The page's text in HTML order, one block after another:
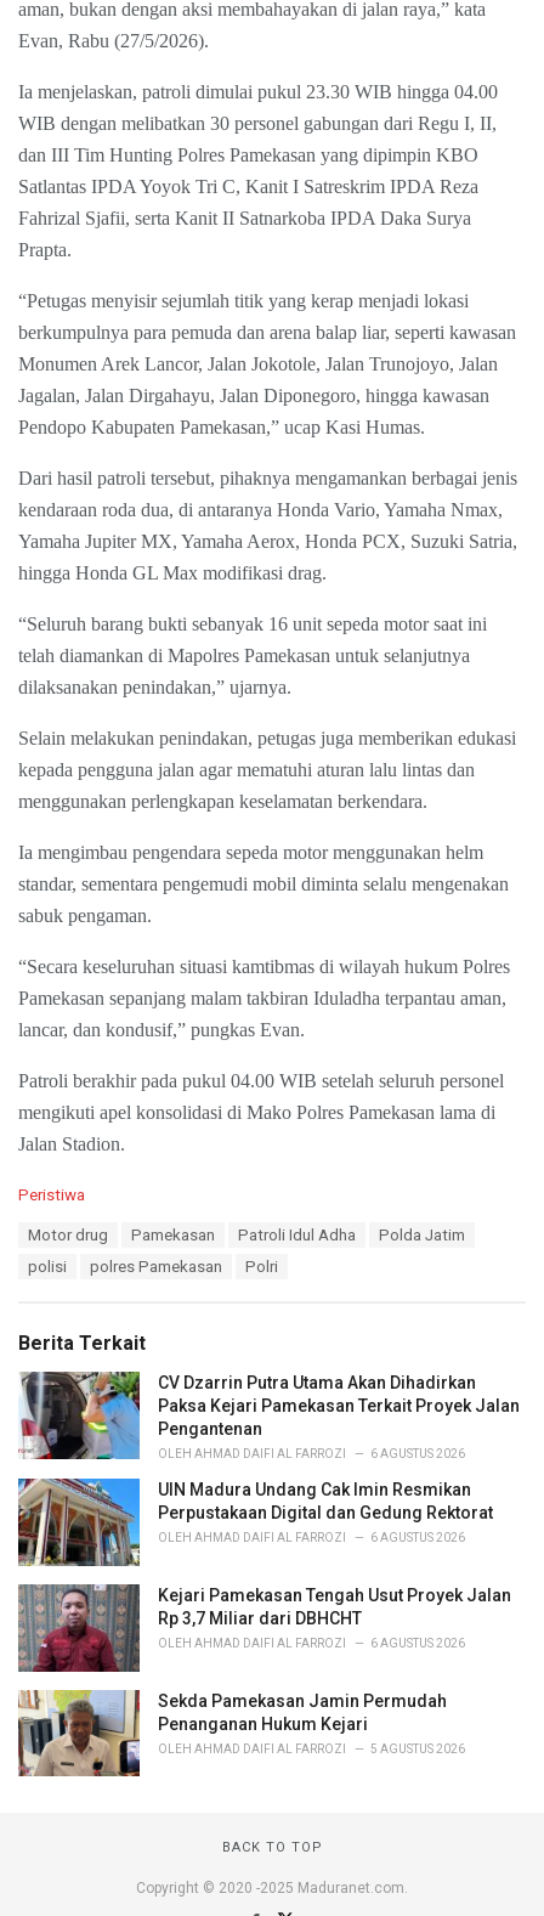
aman, bukan dengan aksi membahayakan di jalan raya,” kata
Evan, Rabu (27/5/2026).
Ia menjelaskan, patroli dimulai pukul 23.30 WIB hingga 04.00
WIB dengan melibatkan 30 personel gabungan dari Regu I, II,
dan III Tim Hunting Polres Pamekasan yang dipimpin KBO
Satlantas IPDA Yoyok Tri C, Kanit I Satreskrim IPDA Reza
Fahrizal Sjafii, serta Kanit II Satnarkoba IPDA Daka Surya
Prapta.
“Petugas menyisir sejumlah titik yang kerap menjadi lokasi
berkumpulnya para pemuda dan arena balap liar, seperti kawasan
Monumen Arek Lancor, Jalan Jokotole, Jalan Trunojoyo, Jalan
Jagalan, Jalan Dirgahayu, Jalan Diponegoro, hingga kawasan
Pendopo Kabupaten Pamekasan,” ucap Kasi Humas.
Dari hasil patroli tersebut, pihaknya mengamankan berbagai jenis
kendaraan roda dua, di antaranya Honda Vario, Yamaha Nmax,
Yamaha Jupiter MX, Yamaha Aerox, Honda PCX, Suzuki Satria,
hingga Honda GL Max modifikasi drag.
“Seluruh barang bukti sebanyak 16 unit sepeda motor saat ini
telah diamankan di Mapolres Pamekasan untuk selanjutnya
dilaksanakan penindakan,” ujarnya.
Selain melakukan penindakan, petugas juga memberikan edukasi
kepada pengguna jalan agar mematuhi aturan lalu lintas dan
menggunakan perlengkapan keselamatan berkendara.
Ia mengimbau pengendara sepeda motor menggunakan helm
standar, sementara pengemudi mobil diminta selalu mengenakan
sabuk pengaman.
“Secara keseluruhan situasi kamtibmas di wilayah hukum Polres
Pamekasan sepanjang malam takbiran Iduladha terpantau aman,
lancar, dan kondusif,” pungkas Evan.
Patroli berakhir pada pukul 04.00 WIB setelah seluruh personel
mengikuti apel konsolidasi di Mako Polres Pamekasan lama di
Jalan Stadion.
C
i
e
s
Peristiwa
Motor drug Pamekasan Patroli Idul Adha
Polda Jatim
polisi
polres Pamekasan Polri
Berita Terkait
CV Dzarrin Putra Utama Akan Dihadirkan
Paksa Kejari Pamekasan Terkait Proyek Jalan
Pengantenan
OLEH AHMAD DAIFI AL FARROZI 6 AGUSTUS 2026
UIN Madura Undang Cak Imin Resmikan
Perpustakaan Digital dan Gedung Rektorat
OLEH AHMAD DAIFI AL FARROZI 6 AGUSTUS 2026
Kejari Pamekasan Tengah Usut Proyek Jalan
Rp 3,7 Miliar dari DBHCHT
OLEH AHMAD DAIFI AL FARROZI 6 AGUSTUS 2026
Sekda Pamekasan Jamin Permudah
Penanganan Hukum Kejari
OLEH AHMAD DAIFI AL FARROZI 5 AGUSTUS 2026
BACK TO TOP
Copyright © 2020 -2025 Maduranet.com.